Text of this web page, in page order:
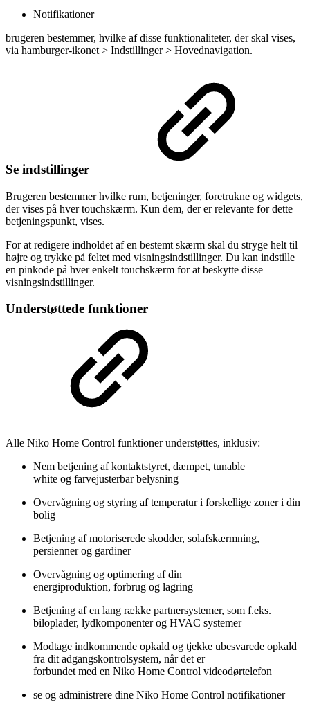
Notifikationer
brugeren bestemmer, hvilke af disse funktionaliteter, der skal vises,
via hamburger-ikonet > Indstillinger > Hovednavigation.
Se indstillinger
Brugeren bestemmer hvilke rum, betjeninger, foretrukne og widgets,
der vises på hver touchskærm. Kun dem, der er relevante for dette
betjeningspunkt, vises.
For at redigere indholdet af en bestemt skærm skal du stryge helt til
højre og trykke på feltet med visningsindstillinger. Du kan indstille
en pinkode på hver enkelt touchskærm for at beskytte disse
visningsindstillinger.
Understøttede funktioner
Alle Niko Home Control funktioner understøttes, inklusiv:
Nem betjening af kontaktstyret, dæmpet, tunable
white og farvejusterbar belysning
Overvågning og styring af temperatur i forskellige zoner i din
bolig
Betjening af motoriserede skodder, solafskærmning,
persienner og gardiner
Overvågning og optimering af din
energiproduktion, forbrug og lagring
Betjening af en lang række partnersystemer, som f.eks.
biloplader, lydkomponenter og HVAC systemer
Modtage indkommende opkald og tjekke ubesvarede opkald
fra dit adgangskontrolsystem, når det er
forbundet med en Niko Home Control videodørtelefon
se og administrere dine Niko Home Control notifikationer